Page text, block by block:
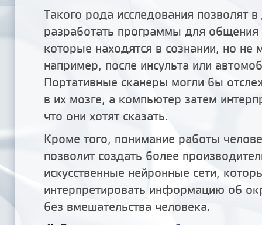
Такого рода исследования позволят
разработать программы для
которые находятся в сознании, но не
например, после инсульта или
Портативные сканеры могли бы
в их мозге, а компьютер затем
что они хотят сказать.
Кроме того, понимание работы
позволит создать более
искусственные нейронные сети,
интерпретировать информацию об
без вмешательства человека.